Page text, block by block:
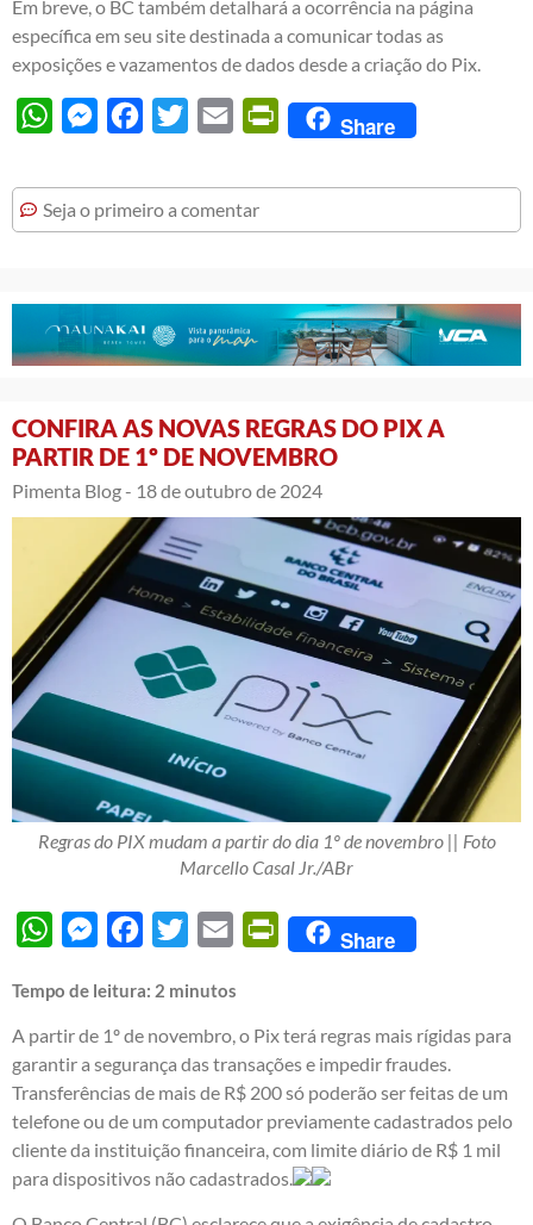
Em breve, o BC também detalhará a ocorrência na página
específica em seu site destinada a comunicar todas as
exposições e vazamentos de dados desde a criação do Pix.
WhatsAppMessengerFacebook
Twitter Email PrintFriendly
Share
Seja o primeiro a comentar
CONFIRA AS NOVAS REGRAS DO PIX A
PARTIR DE 1º DE NOVEMBRO
Pimenta Blog - 18 de outubro de 2024
Regras do PIX mudam a partir do dia 1º de novembro || Foto
Marcello Casal Jr./ABr
WhatsAppMessengerFacebook
Twitter Email PrintFriendly
Share
Tempo de leitura: 2 minutos
A partir de 1º de novembro, o Pix terá regras mais rígidas para
garantir a segurança das transações e impedir fraudes.
Transferências de mais de R$ 200 só poderão ser feitas de um
telefone ou de um computador previamente cadastrados pelo
cliente da instituição financeira, com limite diário de R$ 1 mil
para dispositivos não cadastrados.